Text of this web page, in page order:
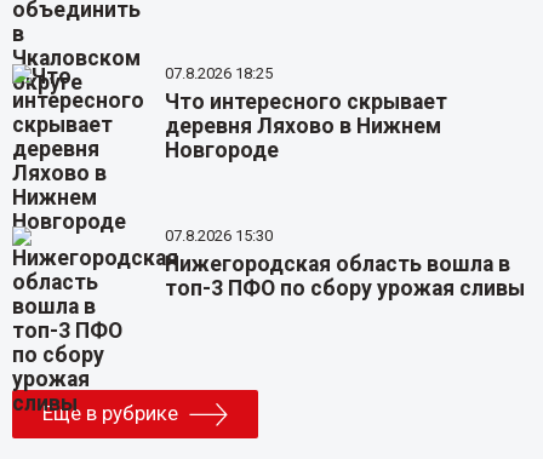
07.8.2026 18:25
Что интересного скрывает
деревня Ляхово в Нижнем
Новгороде
07.8.2026 15:30
Нижегородская область вошла в
топ-3 ПФО по сбору урожая сливы
Еще в рубрике